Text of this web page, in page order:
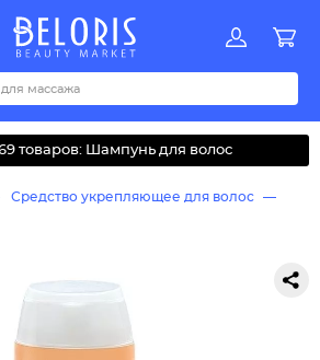
Акции
NOPQRSTUVWYZАБВДЗИМОКЛНПРСТУФ
товаров: Шампунь для волос
Средство укрепляющее для волос